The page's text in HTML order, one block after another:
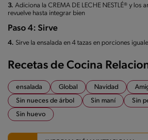
3. Adiciona la CREMA DE LECHE NESTLÉ® y los
revuelve hasta integrar bien
Paso 4: Sirve
4. Sirve la ensalada en 4 tazas en porciones
Recetas de Cocina
ensalada Global Navidad
Sin nueces de árbol
Sin maní
Sin
Sin huevo